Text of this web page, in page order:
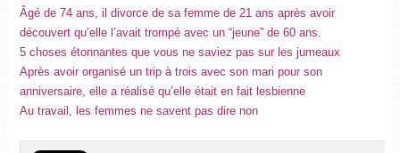
Âgé de 74 ans, il divorce de sa femme de 21 ans après avoir
découvert qu’elle l’avait trompé avec un “jeune” de 60 ans.
5 choses étonnantes que vous ne saviez pas sur les jumeaux
Après avoir organisé un trip à trois avec son mari pour son
anniversaire, elle a réalisé qu’elle était en fait lesbienne
Au travail, les femmes ne savent pas dire non